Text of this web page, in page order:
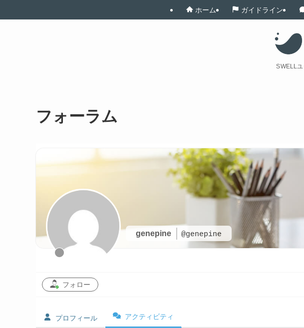
SWELLユ
ホーム ガイドライン
フォーラム
genepine @genepine
フォロー
プロフィール アクティビティ